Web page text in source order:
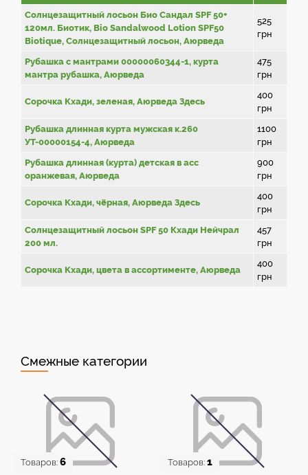
Солнцезащитный лосьон Био Сандал SPF 50+
120мл. Биотик, Bio Sandalwood Lotion SPF50
Biotique, Солнцезащитный лосьон, Аюрведа
525
грн
Рубашка с мантрами 00000060344-1, курта
мантра рубашка, Аюрведа
475
грн
Сорочка Кхади, зеленая, Аюрведа Здесь
400
грн
Рубашка длинная курта мужская к.260
УТ-00000154-4, Аюрведа
1100
грн
Рубашка длинная (курта) детская в асс
оранжевая, Аюрведа
900
грн
Сорочка Кхади, чёрная, Аюрведа Здесь
400
грн
Солнцезащитный лосьон SPF 50 Кхади Нейчрал
200 мл.
457
грн
Сорочка Кхади, цвета в ассортименте, Аюрведа
400
грн
Смежные категории
Товаров: 6 Товаров: 1